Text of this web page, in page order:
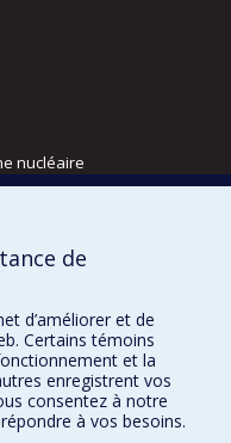
nucléaire
physique
de
d’améliorer et de
Certains témoins
et la
enregistrent vos
consentez à notre
à vos besoins.